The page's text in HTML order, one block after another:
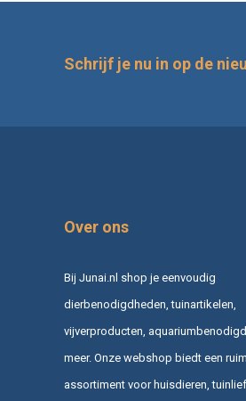
Schrijf je nu in op de
Over ons
Bij Junai.nl shop je eenvoudig
dierbenodigdheden, tuinartikelen,
vijverproducten,
meer. Onze webshop biedt een ruim
assortiment voor huisdieren,